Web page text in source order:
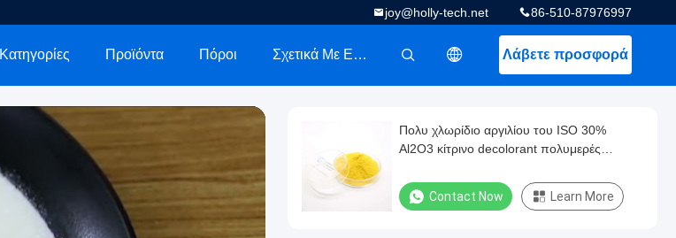
86-510-87976997
joy@holly-tech.net
Λάβετε προσφορά
Κατηγορίες Προϊόντα Πόροι Σχετικά Με Εμάς
Πολυ χλωρίδιο αργιλίου του ISO 30%
Al2O3 κίτρινο decolorant πολυμερές
Contact Now Learn More